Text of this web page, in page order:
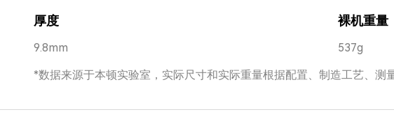
厚度 裸机重量
9.8mm 537g
*数据来源于本顿实验室，实际尺寸和实际重量根据配置、制造工艺、测